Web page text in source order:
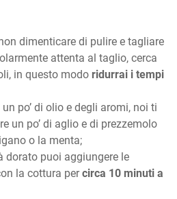
dimenticare di pulire e tagliare
attenta al taglio, cerca
in questo modo ridurrai i tempi
po’ di olio e degli aromi, noi ti
un po’ di aglio e di prezzemolo
o la menta;
dorato puoi aggiungere le
la cottura percirca 10 minuti a